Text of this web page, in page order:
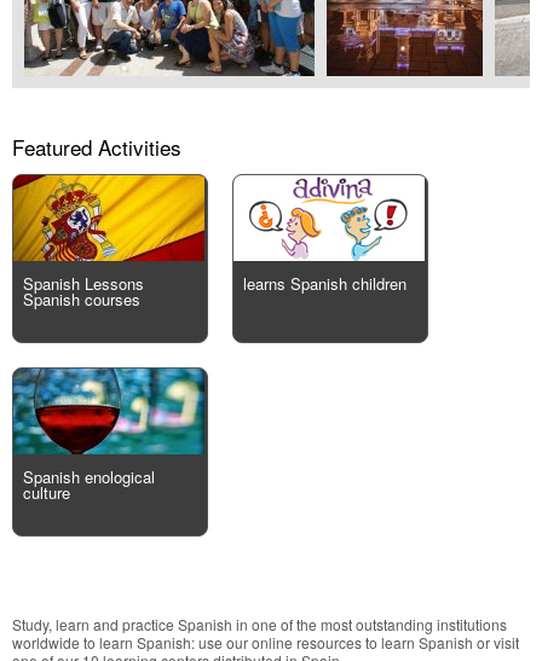
Featured Activities
Spanish Lessons
Spanish courses
learns Spanish children
Spanish enological
culture
Study, learn and practice Spanish in one of the most outstanding institutions
worldwide to learn Spanish: use our online resources to learn Spanish or visit